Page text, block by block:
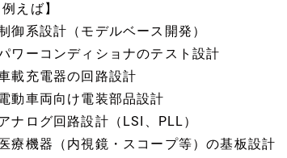
えば】
御系設計（モデルベース開発）
ワーコンディショナのテスト設計
載充電器の回路設計
動車両向け電装部品設計
ナログ回路設計（LSI、PLL）
療機器（内視鏡・スコープ等）の基板設計